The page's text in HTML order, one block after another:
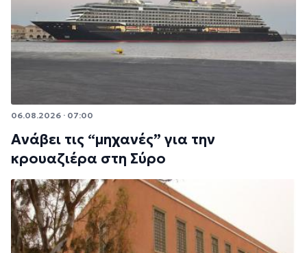
06.08.2026 · 07:00
Ανάβει τις “μηχανές” για την
κρουαζιέρα στη Σύρο